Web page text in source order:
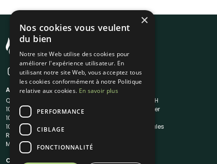
A propos
Qui sommes-nous ?
1001Salles
1001Salles PRO
1001DJ
Reserverunbar
MP2
Liens utiles
Traiteur en 48H
Nous contacter
Mentions légales
Contacts
×
Nos cookies vous veulent
du bien
Notre site Web utilise des cookies pour
améliorer l'expérience utilisateur. En
utilisant notre site Web, vous acceptez tous
les cookies conformément à notre Politique
relative aux cookies. En savoir plus
PERFORMANCE
CIBLAGE
FONCTIONNALITÉ